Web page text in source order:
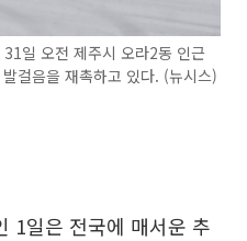
일 오전 제주시 오라2동 인근
걸음을 재촉하고 있다. (뉴시스)
1일은 전국에 매서운 추